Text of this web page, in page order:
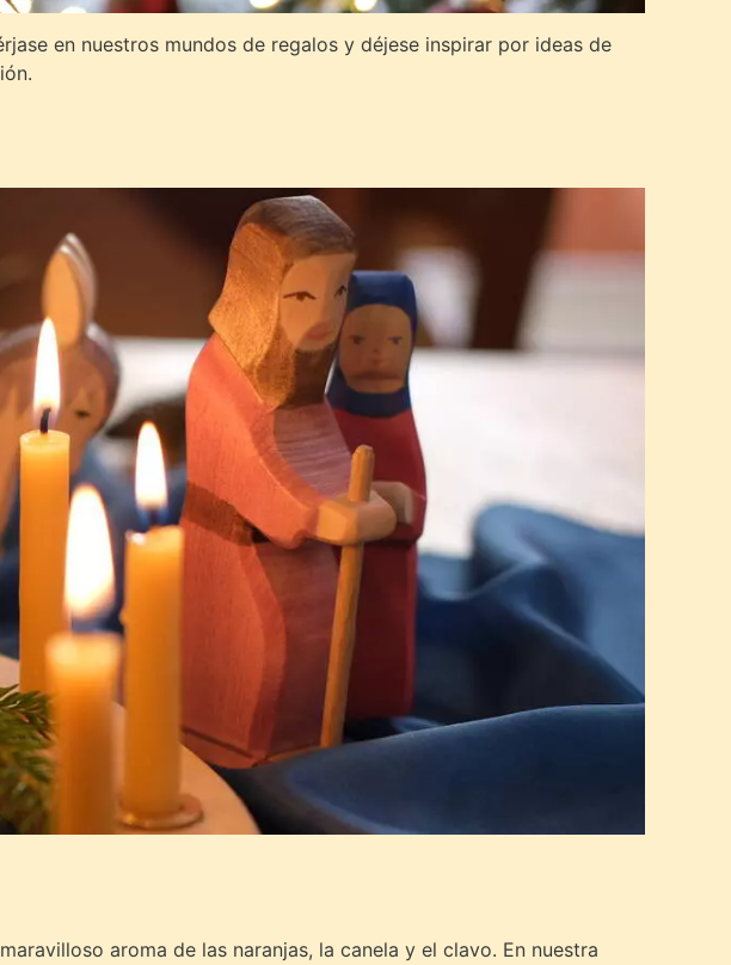
en nuestros mundos de regalos y déjese inspirar por ideas de
aroma de las naranjas, la canela y el clavo. En nuestra